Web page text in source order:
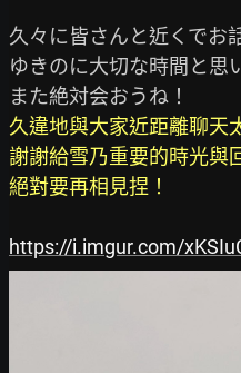
久々に皆さんと近くでお
ゆきのに大切な時間と思
久違地與大家近距離聊天
謝謝給雪乃重要的時光與
絕對要再相見捏！
https://i.imgur.com/